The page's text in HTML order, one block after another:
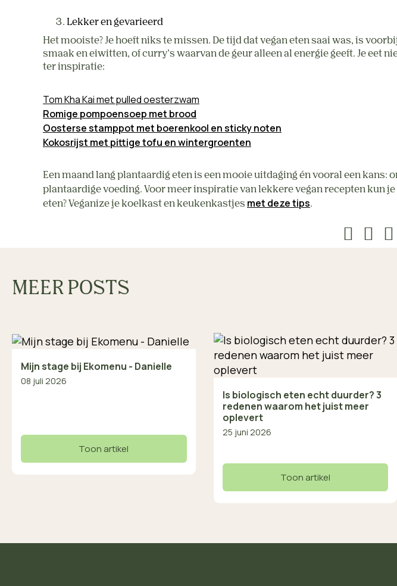
Lekker en gevarieerd
Het mooiste? Je hoeft niks te missen. De tijd dat vegan eten saai was, is
smaak en eiwitten, of curry’s waarvan de geur alleen al energie geeft. Je eet
ter inspiratie:
Tom Kha Kai met pulled oesterzwam
Romige pompoensoep met brood
Oosterse stamppot met boerenkool en sticky noten
Kokosrijst met pittige tofu en wintergroenten
Een maand lang plantaardig eten is een mooie uitdaging én vooral een
plantaardige voeding. Voor meer inspiratie van lekkere vegan recepten kun
eten? Veganize je koelkast en keukenkastjes met deze tips.
MEER POSTS
Mijn stage bij Ekomenu - Danielle
08 juli 2026
Toon artikel
Is biologisch eten echt duurder? 3
redenen waarom het juist meer
oplevert
25 juni 2026
Toon artikel